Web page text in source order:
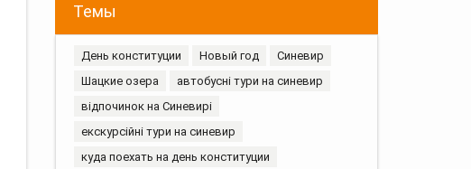
Темы
День конституции Новый год
Синевир
Шацкие озера
автобусні тури на синевир
відпочинок на Синевирі
екскурсійні тури на синевир
куда поехать на день конституции